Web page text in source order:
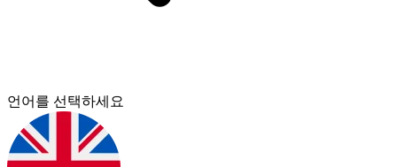
언어를 선택하세요